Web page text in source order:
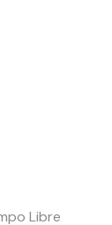
Libre